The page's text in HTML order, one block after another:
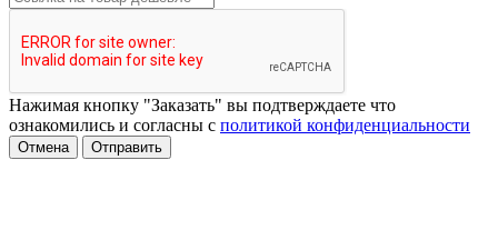
Нажимая кнопку "Заказать" вы подтверждаете что
ознакомились и согласны с политикой конфиденциальности
Отмена Отправить